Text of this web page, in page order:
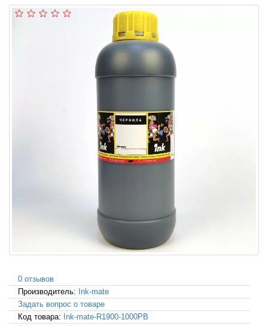
0 отзывов
Производитель: Ink-mate
Задать вопрос о товаре
Код товара: Ink-mate-R1900-1000PB